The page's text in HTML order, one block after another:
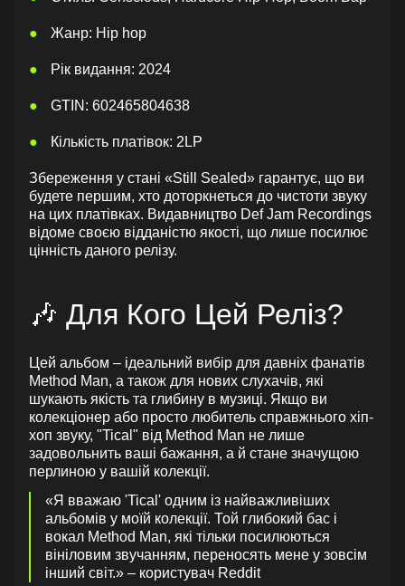
Жанр: Hip hop
Рік видання: 2024
GTIN: 602465804638
Кількість платівок: 2LP
Збереження у стані «Still Sealed» гарантує, що ви
будете першим, хто доторкнеться до чистоти звуку
на цих платівках. Видавництво Def Jam Recordings
відоме своєю відданістю якості, що лише посилює
цінність даного релізу.
🎶 Для Кого Цей Реліз?
Цей альбом – ідеальний вибір для давніх фанатів
Method Man, а також для нових слухачів, які
шукають якість та глибину в музиці. Якщо ви
колекціонер або просто любитель справжнього хіп-
хоп звуку, "Tical" від Method Man не лише
задовольнить ваші бажання, а й стане значущою
перлиною у вашій колекції.
«Я вважаю 'Tical' одним із найважливіших
альбомів у моїй колекції. Той глибокий бас і
вокал Method Man, які тільки посилюються
вініловим звучанням, переносять мене у зовсім
інший світ.» – користувач Reddit